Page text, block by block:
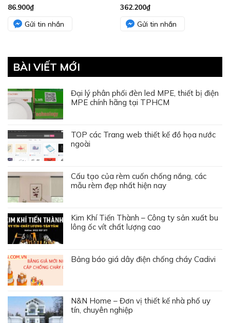
86.900₫
Gửi tin nhắn
362.200₫
Gửi tin nhắn
BÀI VIẾT MỚI
Đại lý phân phối đèn led MPE, thiết bị điện
MPE chính hãng tại TPHCM
TOP các Trang web thiết kế đồ họa nước
ngoài
Cấu tạo của rèm cuốn chống nắng, các
mẫu rèm đẹp nhất hiện nay
Kim Khí Tiến Thành – Công ty sản xuất bu
lông ốc vít chất lượng cao
Bảng báo giá dây điện chống cháy Cadivi
N&N Home – Đơn vị thiết kế nhà phố uy
tín, chuyên nghiệp